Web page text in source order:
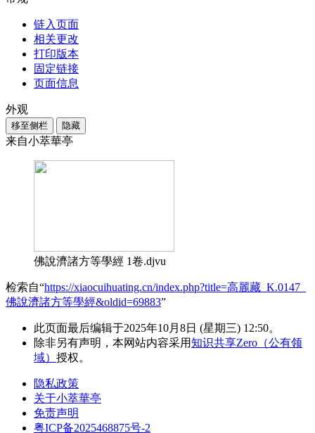
链入页面
相关更改
打印版本
固定链接
页面信息
外观
移至侧栏 隐藏
来自小萃華亭
佛說濟諸方等學經 1卷.djvu
检索自“https://xiaocuihuating.cn/index.php?title=高麗藏_K.0147_
佛說濟諸方等學經&oldid=69883”
此页面最后编辑于2025年10月8日 (星期三) 12:50。
除非另有声明，本网站内容采用知识共享Zero（公有领
域） 授权。
隐私政策
关于小萃華亭
免责声明
粤ICP备2025468875号-2